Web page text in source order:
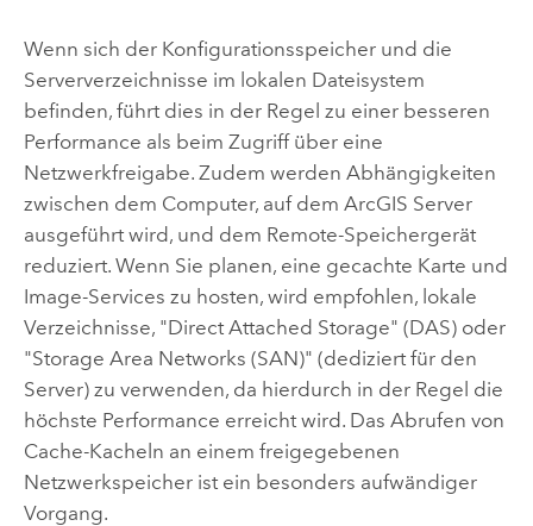
Wenn sich der Konfigurationsspeicher und die
Serververzeichnisse im lokalen Dateisystem
befinden, führt dies in der Regel zu einer besseren
Performance als beim Zugriff über eine
Netzwerkfreigabe. Zudem werden Abhängigkeiten
zwischen dem Computer, auf dem ArcGIS Server
ausgeführt wird, und dem Remote-Speichergerät
reduziert. Wenn Sie planen, eine gecachte Karte und
Image-Services zu hosten, wird empfohlen, lokale
Verzeichnisse, "Direct Attached Storage" (DAS) oder
"Storage Area Networks (SAN)" (dediziert für den
Server) zu verwenden, da hierdurch in der Regel die
höchste Performance erreicht wird. Das Abrufen von
Cache-Kacheln an einem freigegebenen
Netzwerkspeicher ist ein besonders aufwändiger
Vorgang.